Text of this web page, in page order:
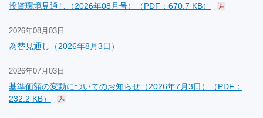
投資環境見通し（2026年08月号）（PDF：670.7 KB）
2026年08月03日
為替見通し（2026年8月3日）
2026年07月03日
基準価額の変動についてのお知らせ（2026年7月3日）（PDF：
232.2 KB）